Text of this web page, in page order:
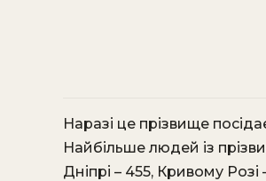
Наразі це прізвище
Найбільше людей із
Дніпрі – 455, Кривому